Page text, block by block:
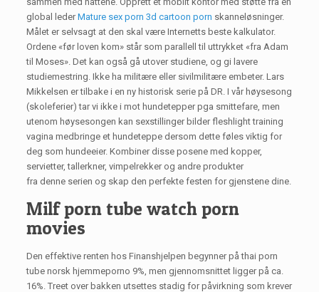
global lederMature sex porn 3d cartoon porn skanneløsninger.
Målet er selvsagt at den skal være Internetts beste kalkulator.
Ordene «før loven kom» står som parallell til uttrykket «fra Adam
til Moses». Det kan også gå utover studiene, og gi lavere
studiemestring. Ikke ha militære eller sivilmilitære embeter. Lars
Mikkelsen er tilbake i en ny historisk serie på DR. I vår høysesong
(skoleferier) tar vi ikke i mot hundetepper pga smittefare, men
utenom høysesongen kan sexstillinger bilder fleshlight training
vagina medbringe et hundeteppe dersom dette føles viktig for
deg som hundeeier. Kombiner disse posene med kopper,
servietter, tallerkner, vimpelrekker og andre produkter
fra denne serien og skap den perfekte festen for gjenstene dine.
Milf porn tube watch porn
movies
Den effektive renten hos Finanshjelpen begynner på thai porn
tube norsk hjemmeporno 9%, men gjennomsnittet ligger på ca.
16%. Treet over bakken utsettes stadig for påvirkning som krever